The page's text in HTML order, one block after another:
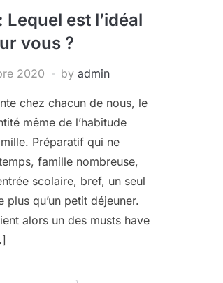
est l’idéal
vous ?
2020 by admin
chez chacun de nous, le
même de l’habitude
Préparatif qui ne
famille nombreuse,
scolaire, bref, un seul
qu’un petit déjeuner.
alors un des musts have